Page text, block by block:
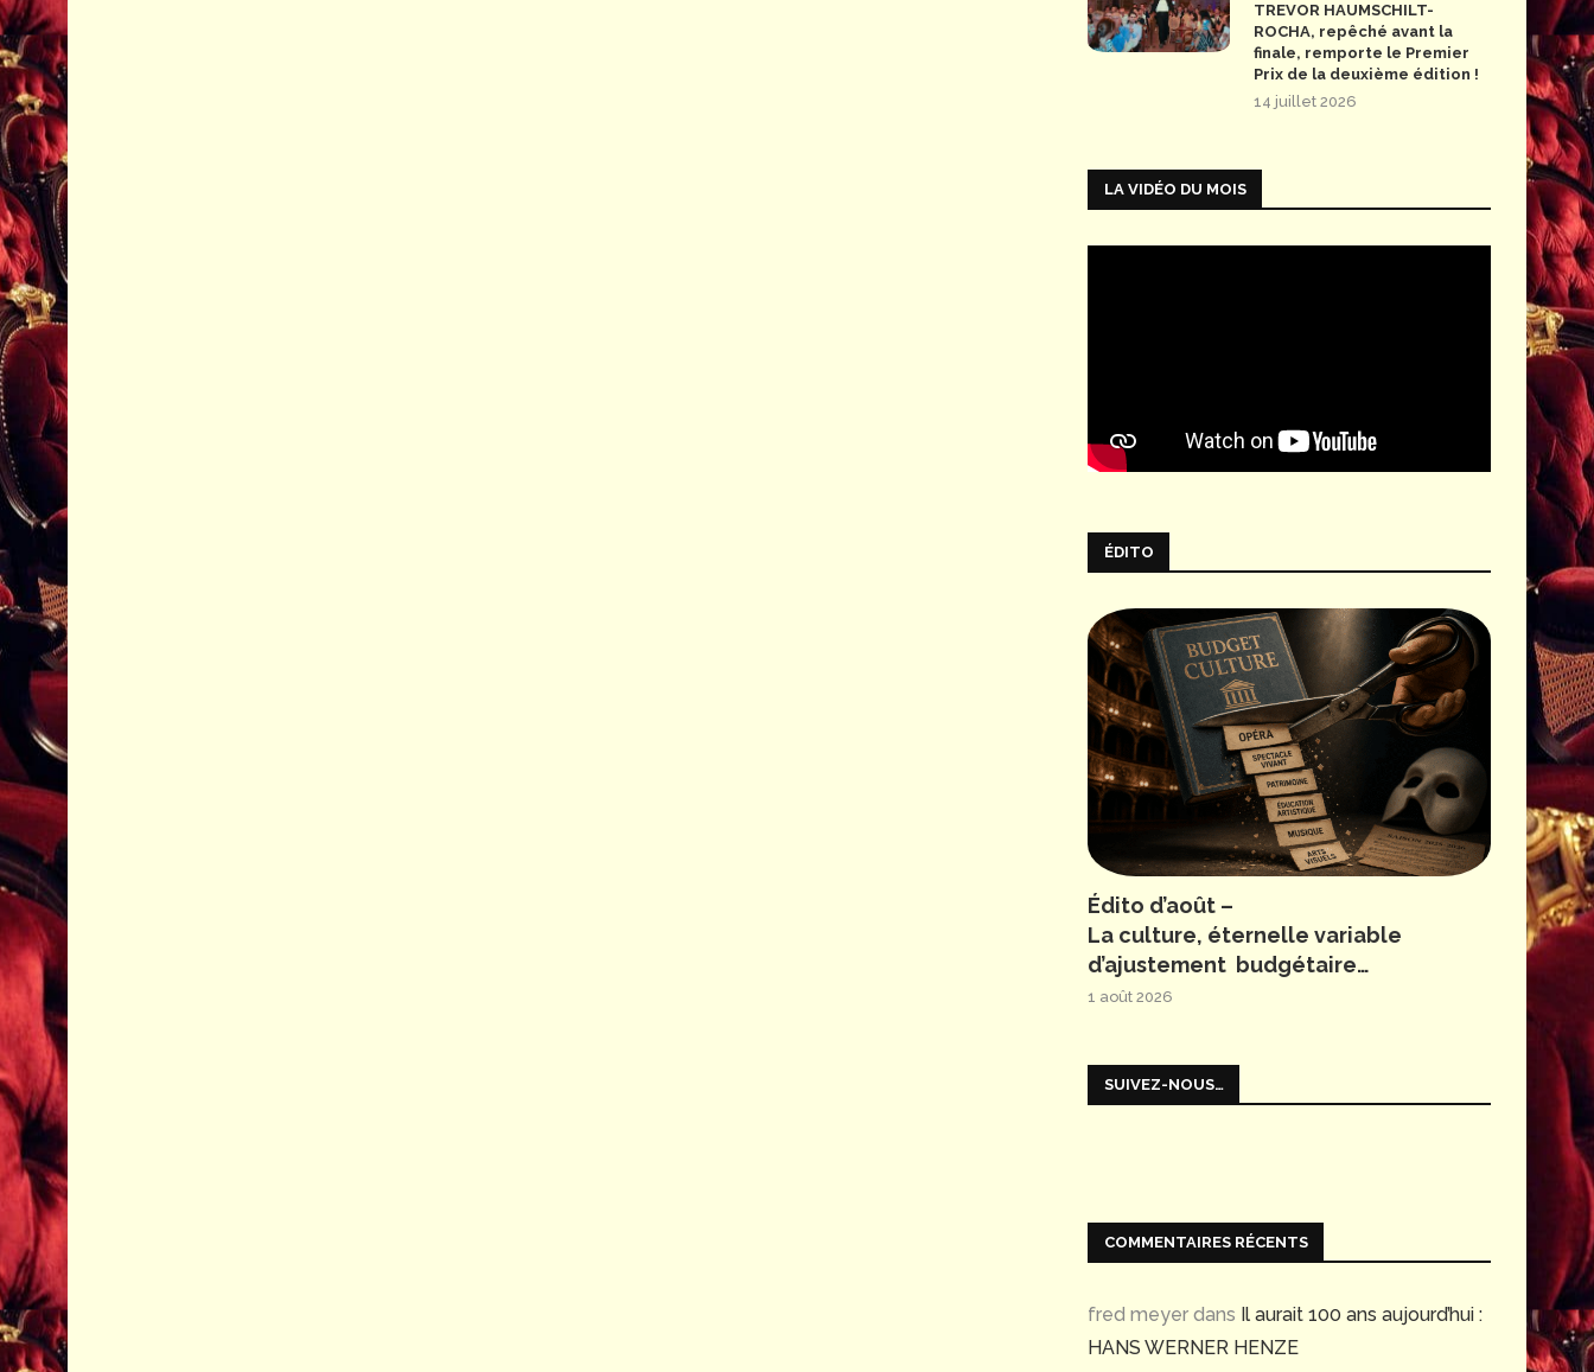
TREVOR HAUMSCHILT-
ROCHA, repêché avant la
finale, remporte le Premier
Prix de la deuxième édition !
14 juillet 2026
LA VIDÉO DU MOIS
ÉDITO
Édito d’août –
La culture, éternelle variable
d’ajustement budgétaire…
1 août 2026
SUIVEZ-NOUS…
COMMENTAIRES RÉCENTS
fred meyer dans Il aurait 100 ans aujourd’hui :
HANS WERNER HENZE